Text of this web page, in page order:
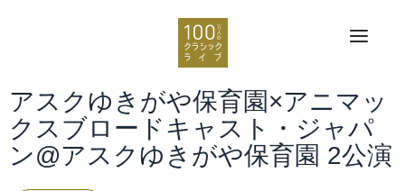
アスクゆきがや保育園×アニマッ
クスブロードキャスト・ジャパ
ン@アスクゆきがや保育園 2公演